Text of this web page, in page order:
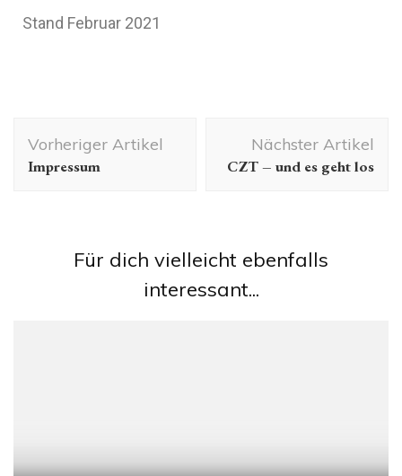
Stand Februar 2021
Vorheriger Artikel
Impressum
Nächster Artikel
CZT – und es geht los
Für dich vielleicht ebenfalls
interessant...